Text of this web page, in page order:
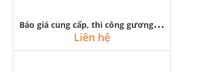
B
áo giá cung cấp, thi công gương soi việt nhật, gương bỉ giá rẻ
Liên hệ